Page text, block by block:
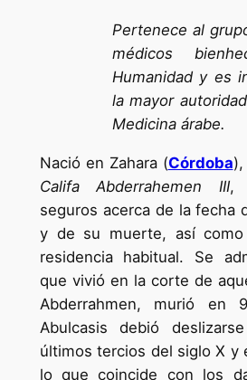
Pertenece al
médicos
Humanidad y es
la mayor
Medicina árabe.
Nació en Zahara (Córdoba
Califa Abderrahemen III,
seguros acerca de la fecha
y de su muerte, así
residencia habitual. Se
que vivió en la corte de
Abderrahmen, murió en
Abulcasis debió
últimos tercios del siglo X y
lo que coincide con los